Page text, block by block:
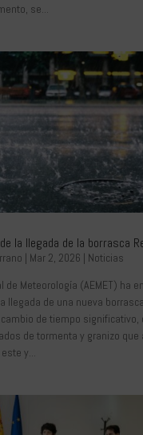
se...
la llegada de la borrasca
| Mar 2, 2026 | Noticias
de Meteorología (AEMET) ha
llegada de una nueva
de tiempo significativo,
de tormenta y granizo que
y...